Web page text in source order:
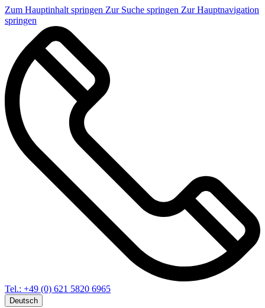
Zum Hauptinhalt springen Zur Suche springen Zur Hauptnavigation
springen
Tel.: +49 (0) 621 5820 6965
Deutsch